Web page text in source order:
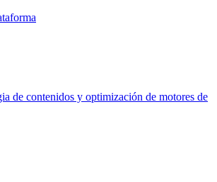
de contenidos y optimización de motores de